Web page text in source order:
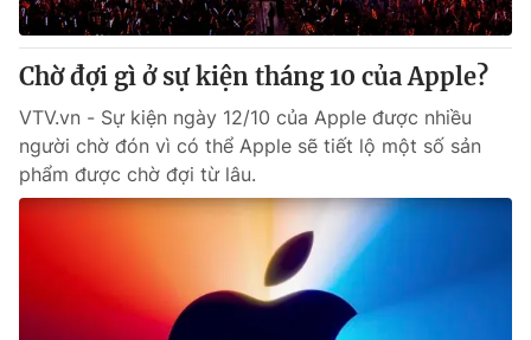
® Cấm sao chép dưới mọi hình thức nếu không có sự chấp
thuận bằng văn bản. Ghi rõ nguồn VTV.vn khi phát hành lại
thông tin từ website này.
Chờ đợi gì ở sự kiện tháng 10 của Apple?
VTV.vn - Sự kiện ngày 12/10 của Apple được nhiều
người chờ đón vì có thể Apple sẽ tiết lộ một số sản
phẩm được chờ đợi từ lâu.